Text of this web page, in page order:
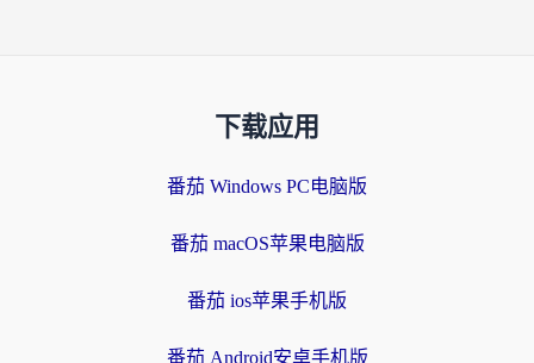
下载应用
番茄 Windows PC电脑版
番茄 macOS苹果电脑版
番茄 ios苹果手机版
番茄 Android安卓手机版